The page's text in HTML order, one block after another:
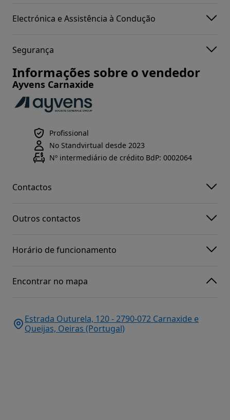
Electrónica e Assistência à Condução
Segurança
Informações sobre o vendedor
Ayvens Carnaxide
Profissional
No Standvirtual desde 2023
Nº intermediário de crédito BdP: 0002064
Contactos
Outros contactos
Horário de funcionamento
Encontrar no mapa
Estrada Outurela, 120 - 2790-072 Carnaxide e
Queijas, Oeiras (Portugal)